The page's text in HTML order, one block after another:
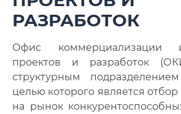
Диссертационные советы
Научные издания
Конкурсы, гранты, конференции
Инновационная деятельность
РАЗРАБОТОК
Офис коммерциализации
проектов и разработок
структурным
целью которого является
на рынок